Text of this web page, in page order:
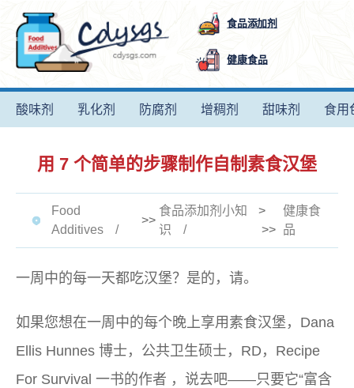
食品添加剂
健康食品
酸味剂 乳化剂 防腐剂 增稠剂 甜味剂 食用
用 7 个简单的步骤制作自制素食汉堡
Food
Additives
>>
食品添加剂小知
识
>
>>
健康食
品
一周中的每一天都吃汉堡？是的，请。
如果您想在一周中的每个晚上享用素食汉堡，Dana
Ellis Hunnes 博士，公共卫生硕士，RD， Recipe
For Survival 一书的作者 ，说去吧——只要它“富含